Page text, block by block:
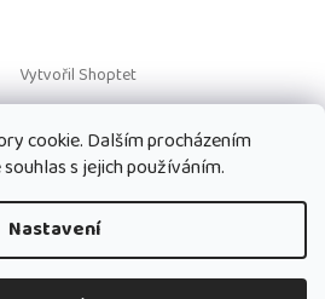
cookie. Dalším procházením
s jejich používáním.
Nastavení
Vytvořil Shoptet
Lenau s.r.o.. Všechna práva vyhrazena.